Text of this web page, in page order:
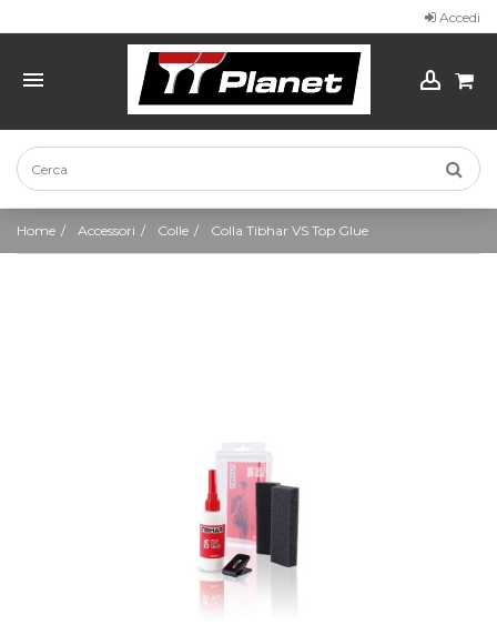
Accedi
Home Accessori Colle Colla Tibhar VS Top Glue